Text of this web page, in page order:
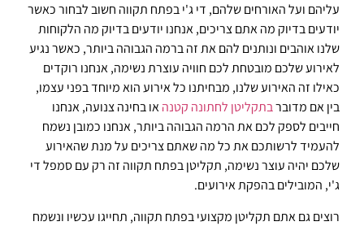
עליהם ועל האורחים שלהם, די ג'י בפתח תקווה חשוב לבחור כאשר
יודעים בדיוק מה אתם צריכים, אנחנו יודעים בדיוק מה הלקוחות
שלנו אוהבים ונותנים להם את זה ברמה הגבוהה ביותר, כאשר נגיע
לאירוע שלכם מובטחת לכם חוויה עוצרת נשימה, אנחנו רוקדים
כאילו זה האירוע שלנו, מבחיתנו כל אירוע הוא מיוחד בפני עצמו,
בין אם מדוברבתקליטן לחתונה קטנהאו בחינה צנועה, אנחנו
חייבים לספק לכם את הרמה הגבוהה ביותר, אנחנו כמובן נשמח
להעמיד לרשותכם את כל מה שאתם צריכים על מנת שהאירוע
שלכם יהיה עוצר נשימה, תקליטן בפתח תקווה זה רק עם סמפל די
ג'י, המובילים בהפקת אירועים.
רוצים גם אתם תקליטן מקצועי בפתח תקווה, תחייגו עכשיו ונשמח